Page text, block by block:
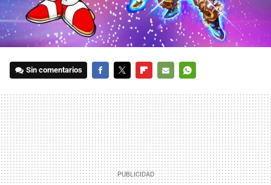
Sin comentarios
MAIL